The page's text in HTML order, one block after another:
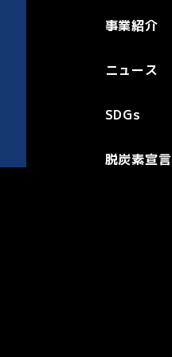
事業紹介
ニュース
SDGs
脱炭素宣言